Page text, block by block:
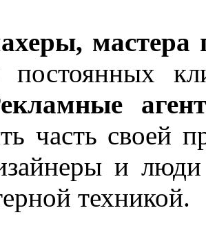
мастера
постоянных
часть своей
и люди
техникой.